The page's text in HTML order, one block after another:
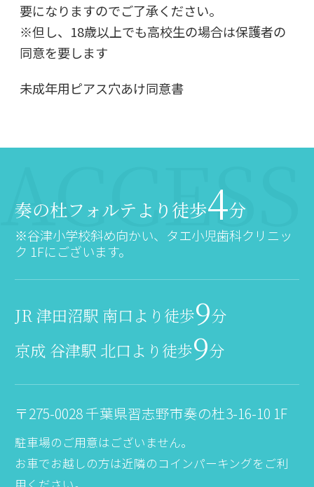
要になりますのでご了承ください。
※但し、18歳以上でも高校生の場合は保護者の
同意を要します
未成年用ピアス穴あけ同意書
奏の杜フォルテより徒歩4分
※谷津小学校斜め向かい、タエ小児歯科クリニッ
ク 1Fにございます。
JR 津田沼駅 南口より徒歩9分
京成 谷津駅 北口より徒歩9分
〒275-0028 千葉県習志野市奏の杜3-16-10 1F
駐車場のご用意はございません。
お車でお越しの方は近隣のコインパーキングをご利